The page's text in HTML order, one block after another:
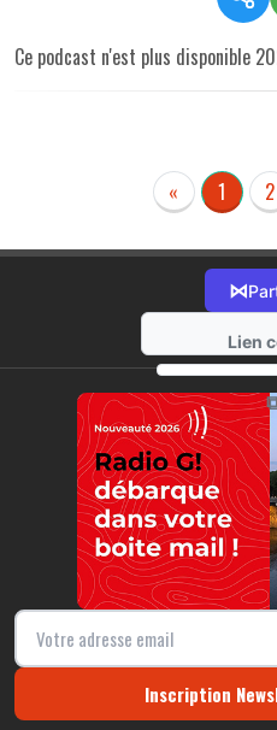
Ce podcast n'est plus disponible
« 1 2
⋈
Lien
https://
Inscription